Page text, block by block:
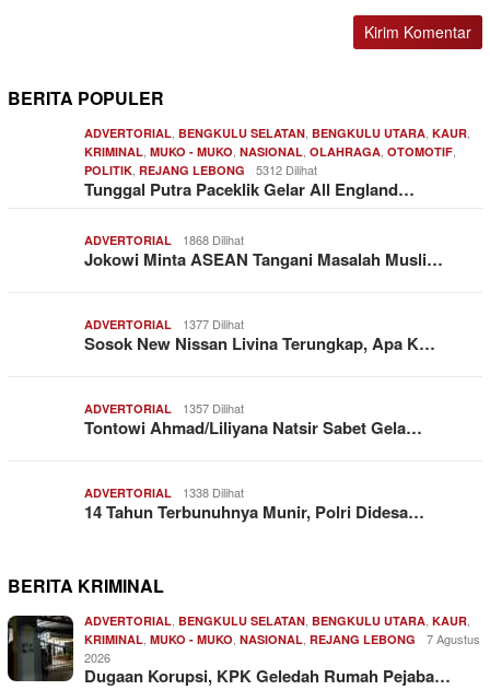
BERITA POPULER
ADVERTORIAL BENGKULU SELATAN BENGKULU UTARA KAUR
KRIMINAL MUKO - MUKO NASIONAL OLAHRAGA OTOMOTIF
POLITIK REJANG LEBONG 5312 Dilihat
Tunggal Putra Paceklik Gelar All England…
ADVERTORIAL 1868 Dilihat
Jokowi Minta ASEAN Tangani Masalah Musli…
ADVERTORIAL 1377 Dilihat
Sosok New Nissan Livina Terungkap, Apa K…
ADVERTORIAL 1357 Dilihat
Tontowi Ahmad/Liliyana Natsir Sabet Gela…
ADVERTORIAL 1338 Dilihat
14 Tahun Terbunuhnya Munir, Polri Didesa…
BERITA KRIMINAL
ADVERTORIAL BENGKULU SELATAN BENGKULU UTARA KAUR
KRIMINAL MUKO - MUKO NASIONAL REJANG LEBONG
7 Agustus
2026
Dugaan Korupsi, KPK Geledah Rumah Pejaba…